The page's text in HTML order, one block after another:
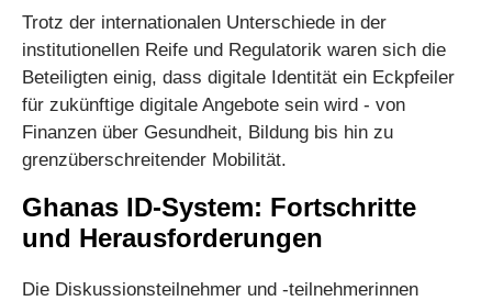
Trotz der internationalen Unterschiede in der
institutionellen Reife und Regulatorik waren sich die
Beteiligten einig, dass digitale Identität ein Eckpfeiler
für zukünftige digitale Angebote sein wird - von
Finanzen über Gesundheit, Bildung bis hin zu
grenzüberschreitender Mobilität.
Ghanas ID-System: Fortschritte
und Herausforderungen
Die Diskussionsteilnehmer und -teilnehmerinnen